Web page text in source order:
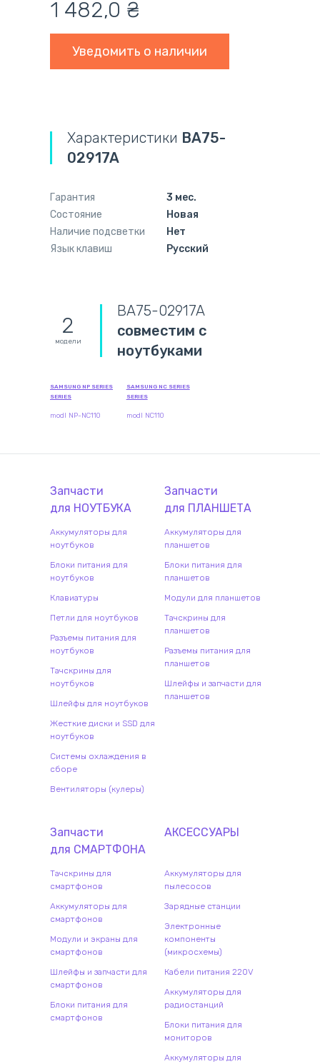
1 482,0 ₴
Уведомить о наличии
Характеристики BA75-
02917A
Гарантия
3 мес.
Состояние
Новая
Наличие подсветки
Нет
Язык клавиш
Русский
2
модели
BA75-02917A
совместим с
ноутбуками
SAMSUNG NP SERIES
SERIES
modl NP-NC110
SAMSUNG NC SERIES
SERIES
modl NC110
Запчасти
для НОУТБУКА
Аккумуляторы для
ноутбуков
Блоки питания для
ноутбуков
Клавиатуры
Петли для ноутбуков
Разъемы питания для
ноутбуков
Тачскрины для
ноутбуков
Шлейфы для ноутбуков
Жесткие диски и SSD для
ноутбуков
Системы охлаждения в
сборе
Вентиляторы (кулеры)
Запчасти
для ПЛАНШЕТА
Аккумуляторы для
планшетов
Блоки питания для
планшетов
Модули для планшетов
Тачскрины для
планшетов
Разъемы питания для
планшетов
Шлейфы и запчасти для
планшетов
Запчасти
для СМАРТФОНА
Тачскрины для
смартфонов
Аккумуляторы для
смартфонов
Модули и экраны для
смартфонов
Шлейфы и запчасти для
смартфонов
Блоки питания для
смартфонов
АКСЕССУАРЫ
Аккумуляторы для
пылесосов
Зарядные станции
Электронные
компоненты
(микросхемы)
Кабели питания 220V
Аккумуляторы для
радиостанций
Блоки питания для
мониторов
Аккумуляторы для